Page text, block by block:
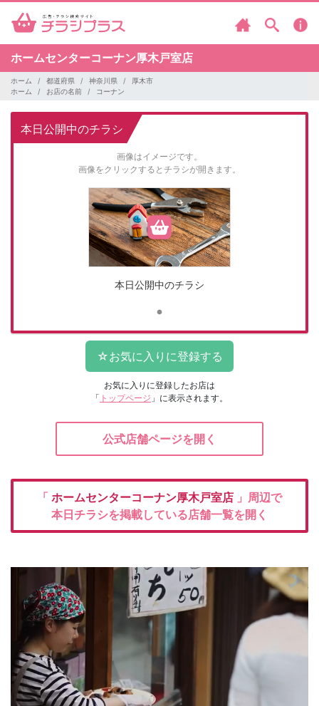
ホームセンターコーナン厚木戸室店
ホーム 都道府県 神奈川県
厚木市
ホーム
お店の名前 コーナン
本日公開中のチラシ
画像はイメージです。
画像をクリックするとチラシが開きます。
本日公開中のチラシ
お気に入りに登録したお店は
「 トップページ 」に表示されます。
公式店舗ページを開く
「 ホームセンターコーナン厚木戸室店 」周辺で
本日チラシを掲載している店舗一覧を開く